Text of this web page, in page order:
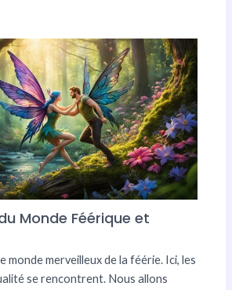
Monde Féérique et
monde merveilleux de la féérie. Ici, les
se rencontrent. Nous allons